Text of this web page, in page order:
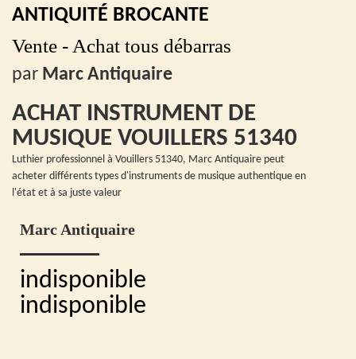
ANTIQUITÉ BROCANTE
Vente - Achat tous débarras
par Marc Antiquaire
ACHAT INSTRUMENT DE
MUSIQUE VOUILLERS 51340
Luthier professionnel à Vouillers 51340, Marc Antiquaire peut
acheter différents types d'instruments de musique authentique en
l'état et à sa juste valeur
Marc Antiquaire
indisponible
indisponible